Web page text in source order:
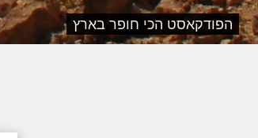
הפודקאסט הכי חופר בארץ